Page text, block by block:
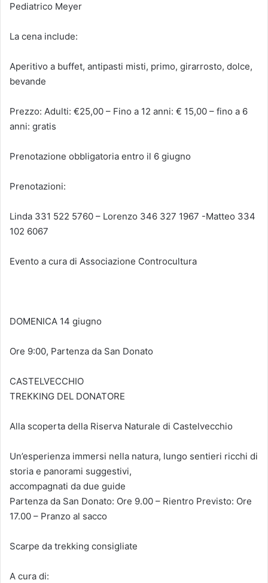
Pediatrico Meyer
La cena include:
Aperitivo a buffet, antipasti misti, primo, girarrosto, dolce,
bevande
Prezzo: Adulti: €25,00 – Fino a 12 anni: € 15,00 – fino a 6
anni: gratis
Prenotazione obbligatoria entro il 6 giugno
Prenotazioni:
Linda 331 522 5760 – Lorenzo 346 327 1967 -Matteo 334
102 6067
Evento a cura di Associazione Controcultura
DOMENICA 14 giugno
Ore 9:00, Partenza da San Donato
CASTELVECCHIO
TREKKING DEL DONATORE
Alla scoperta della Riserva Naturale di Castelvecchio
Un’esperienza immersi nella natura, lungo sentieri ricchi di
storia e panorami suggestivi,
accompagnati da due guide
Partenza da San Donato: Ore 9.00 – Rientro Previsto: Ore
17.00 – Pranzo al sacco
Scarpe da trekking consigliate
A cura di: